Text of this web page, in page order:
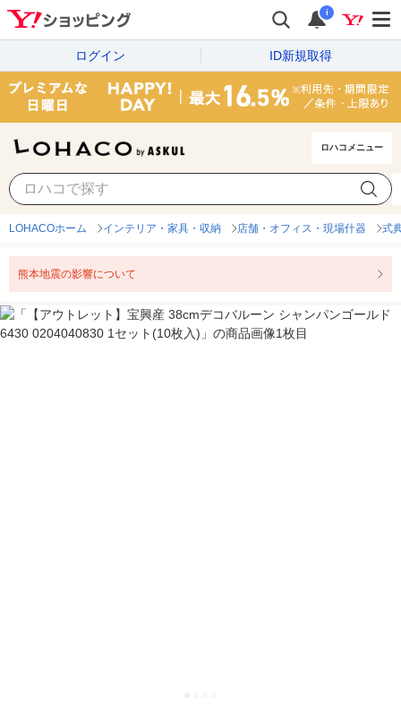
i
ログイン ID新規取得
ロハコメニュー
LOHACOホーム インテリア・家具・収納 店舗・オフィス・現場什器 式
熊本地震の影響について